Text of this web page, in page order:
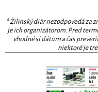
* Žilinský diár nezodpovedá za
je ich organizátorom. Pred
vhodné si dátum a čas
niektoré je